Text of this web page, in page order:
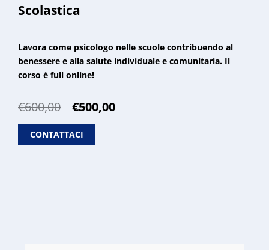
Scolastica
Lavora come psicologo nelle scuole contribuendo al
benessere e alla salute individuale e comunitaria. Il
corso è full online!
€600,00
Il
originale
era:
€500,00Il
CONTATTACI